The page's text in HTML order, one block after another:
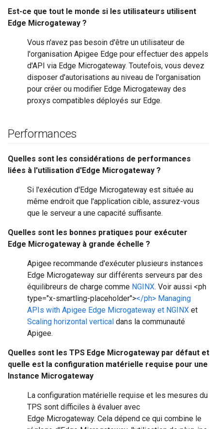
Est-ce que tout le monde si les utilisateurs utilisent
Edge Microgateway ?
Vous n'avez pas besoin d'être un utilisateur de
l'organisation Apigee Edge pour effectuer des appels
d'API via Edge Microgateway. Toutefois, vous devez
disposer d'autorisations au niveau de l'organisation
pour créer ou modifier Edge Microgateway des
proxys compatibles déployés sur Edge.
Performances
Quelles sont les considérations de performances
liées à l'utilisation d'Edge Microgateway ?
Si l'exécution d'Edge Microgateway est située au
même endroit que l'application cible, assurez-vous
que le serveur a une capacité suffisante.
Quelles sont les bonnes pratiques pour exécuter
Edge Microgateway à grande échelle ?
Apigee recommande d'exécuter plusieurs instances
Edge Microgateway sur différents serveurs par des
équilibreurs de charge comme NGINX. Voir aussi <ph
type="x-smartling-placeholder"></ph> Managing
APIs with Apigee Edge Microgateway et NGINX et
Scaling horizontal vertical dans la communauté
Apigee.
Quelles sont les TPS Edge Microgateway par défaut et
quelle est la configuration matérielle requise pour une
Instance Microgateway
La configuration matérielle requise et les mesures du
TPS sont difficiles à évaluer avec
Edge Microgateway. Cela dépend ce qui combine le